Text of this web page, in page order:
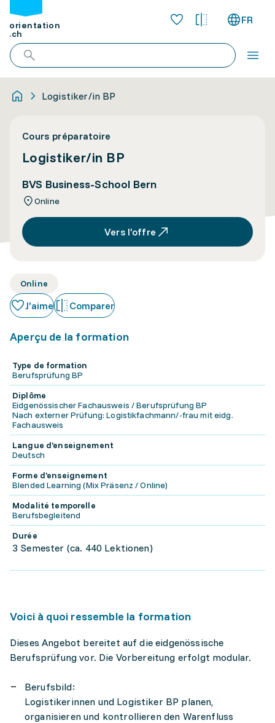
orientation
.ch
FR
Logistiker/in BP
Cours préparatoire
Logistiker/in BP
BVS Business-School Bern
Online
Vers l’offre
Online
J'aime Comparer
Aperçu de la formation
Type de formation
Berufsprüfung BP
Diplôme
Eidgenössischer Fachausweis / Berufsprüfung BP
Nach externer Prüfung: Logistikfachmann/-frau mit eidg.
Fachausweis
Langue d'enseignement
Deutsch
Forme d'enseignement
Blended Learning (Mix Präsenz / Online)
Modalité temporelle
Berufsbegleitend
Durée
3 Semester (ca. 440 Lektionen)
Voici à quoi ressemble la formation
Dieses Angebot bereitet auf die eidgenössische
Berufsprüfung vor. Die Vorbereitung erfolgt modular.
Berufsbild:
Logistikerinnen und Logistiker BP planen,
organisieren und kontrollieren den Warenfluss